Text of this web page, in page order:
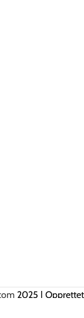
2025 | Opprettet